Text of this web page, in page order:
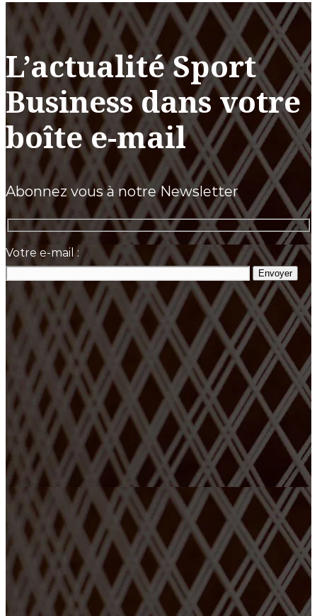
L’actualité Sport
Business dans votre
boîte e-mail
Abonnez vous à notre Newsletter
Votre e-mail :